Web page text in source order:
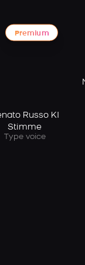
Premium
Russo KI
Stimme
Type voice